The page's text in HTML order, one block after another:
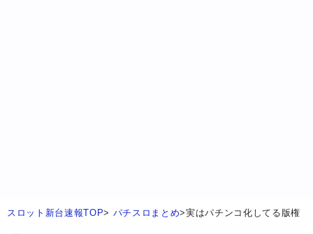
スロット新台速報TOP> パチスロまとめ>実はパチンコ化してる版権